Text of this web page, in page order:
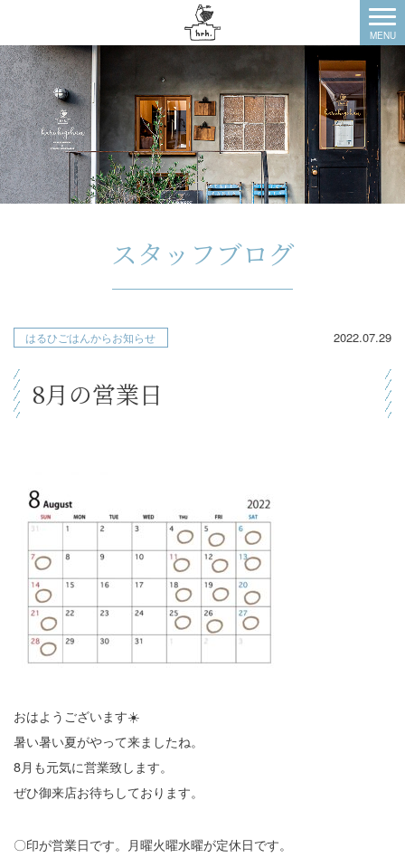
スタッフブログ
はるひごはんからお知らせ 2022.07.29
8月の営業日
おはようございます☀️
暑い暑い夏がやって来ましたね。
8月も元気に営業致します。
ぜひ御来店お待ちしております。
〇印が営業日です。月曜火曜水曜が定休日です。